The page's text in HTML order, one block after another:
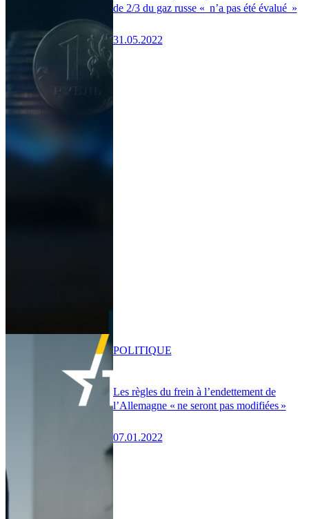
de 2/3 du gaz russe « n’a pas été évalué »
31.05.2022
Les règles du frein à l’endettement de
l’Allemagne « ne seront pas modifiées »
07.01.2022
POLITIQUE